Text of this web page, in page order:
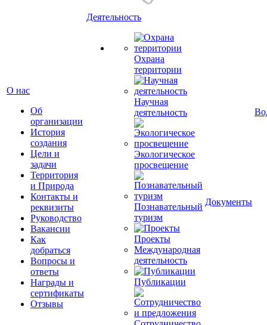
О нас
Об
организации
История
создания
Цели и
задачи
Территория
и Природа
Контакты и
реквизиты
Руководство
Вакансии
Как
добраться
Вопросы и
ответы
Награды и
сертификаты
Отзывы
Деятельность
Охрана
территории
Научная
деятельность
Экологическое
просвещение
Познавательный
туризм
Проекты
Международная
деятельность
Публикации
Документы